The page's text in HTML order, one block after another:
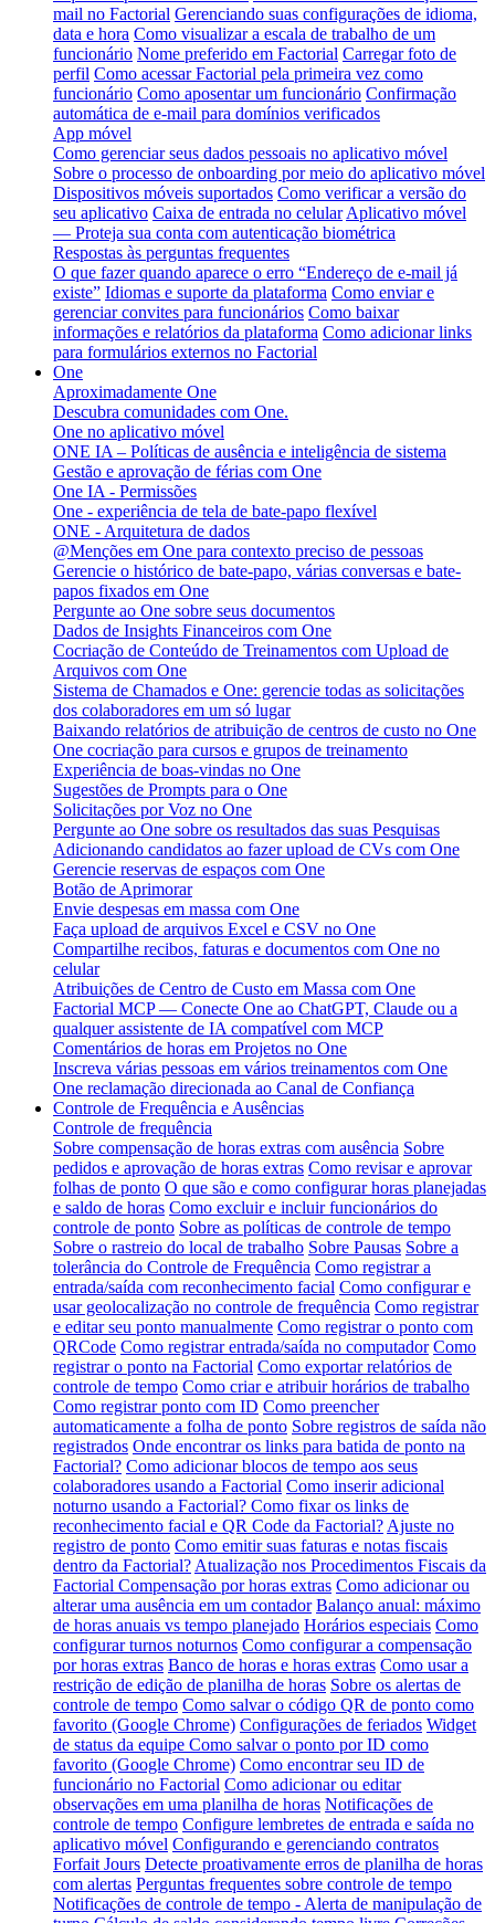
mail no Factorial Gerenciando suas configurações de idioma,
data e hora Como visualizar a escala de trabalho de um
funcionário Nome preferido em Factorial Carregar foto de
perfil Como acessar Factorial pela primeira vez como
funcionário Como aposentar um funcionário Confirmação
automática de e-mail para domínios verificados
App móvel
Como gerenciar seus dados pessoais no aplicativo móvel
Sobre o processo de onboarding por meio do aplicativo móvel
Dispositivos móveis suportados Como verificar a versão do
seu aplicativo Caixa de entrada no celular Aplicativo móvel
— Proteja sua conta com autenticação biométrica
Respostas às perguntas frequentes
O que fazer quando aparece o erro “Endereço de e-mail já
existe” Idiomas e suporte da plataforma Como enviar e
gerenciar convites para funcionários Como baixar
informações e relatórios da plataforma Como adicionar links
para formulários externos no Factorial
One
Aproximadamente One
Descubra comunidades com One.
One no aplicativo móvel
ONE IA – Políticas de ausência e inteligência de sistema
Gestão e aprovação de férias com One
One IA - Permissões
One - experiência de tela de bate-papo flexível
ONE - Arquitetura de dados
@Menções em One para contexto preciso de pessoas
Gerencie o histórico de bate-papo, várias conversas e bate-
papos fixados em One
Pergunte ao One sobre seus documentos
Dados de Insights Financeiros com One
Cocriação de Conteúdo de Treinamentos com Upload de
Arquivos com One
Sistema de Chamados e One: gerencie todas as solicitações
dos colaboradores em um só lugar
Baixando relatórios de atribuição de centros de custo no One
One cocriação para cursos e grupos de treinamento
Experiência de boas-vindas no One
Sugestões de Prompts para o One
Solicitações por Voz no One
Pergunte ao One sobre os resultados das suas Pesquisas
Adicionando candidatos ao fazer upload de CVs com One
Gerencie reservas de espaços com One
Botão de Aprimorar
Envie despesas em massa com One
Faça upload de arquivos Excel e CSV no One
Compartilhe recibos, faturas e documentos com One no
celular
Atribuições de Centro de Custo em Massa com One
Factorial MCP — Conecte One ao ChatGPT, Claude ou a
qualquer assistente de IA compatível com MCP
Comentários de horas em Projetos no One
Inscreva várias pessoas em vários treinamentos com One
One reclamação direcionada ao Canal de Confiança
Controle de Frequência e Ausências
Controle de frequência
Sobre compensação de horas extras com ausência Sobre
pedidos e aprovação de horas extras Como revisar e aprovar
folhas de ponto O que são e como configurar horas planejadas
e saldo de horas Como excluir e incluir funcionários do
controle de ponto Sobre as políticas de controle de tempo
Sobre o rastreio do local de trabalho Sobre Pausas Sobre a
tolerância do Controle de Frequência Como registrar a
entrada/saída com reconhecimento facial Como configurar e
usar geolocalização no controle de frequência Como registrar
e editar seu ponto manualmente Como registrar o ponto com
QRCode Como registrar entrada/saída no computador Como
registrar o ponto na Factorial Como exportar relatórios de
controle de tempo Como criar e atribuir horários de trabalho
Como registrar ponto com ID Como preencher
automaticamente a folha de ponto Sobre registros de saída não
registrados Onde encontrar os links para batida de ponto na
Factorial? Como adicionar blocos de tempo aos seus
colaboradores usando a Factorial Como inserir adicional
noturno usando a Factorial? Como fixar os links de
reconhecimento facial e QR Code da Factorial? Ajuste no
registro de ponto Como emitir suas faturas e notas fiscais
dentro da Factorial? Atualização nos Procedimentos Fiscais da
Factorial Compensação por horas extras Como adicionar ou
alterar uma ausência em um contador Balanço anual: máximo
de horas anuais vs tempo planejado Horários especiais Como
configurar turnos noturnos Como configurar a compensação
por horas extras Banco de horas e horas extras Como usar a
restrição de edição de planilha de horas Sobre os alertas de
controle de tempo Como salvar o código QR de ponto como
favorito (Google Chrome) Configurações de feriados Widget
de status da equipe Como salvar o ponto por ID como
favorito (Google Chrome) Como encontrar seu ID de
funcionário no Factorial Como adicionar ou editar
observações em uma planilha de horas Notificações de
controle de tempo Configure lembretes de entrada e saída no
aplicativo móvel Configurando e gerenciando contratos
Forfait Jours Detecte proativamente erros de planilha de horas
com alertas Perguntas frequentes sobre controle de tempo
Notificações de controle de tempo - Alerta de manipulação de